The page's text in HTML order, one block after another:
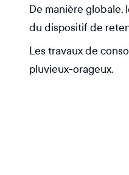
De manière
du dispositif de
Les travaux de
pluvieux-orageux.